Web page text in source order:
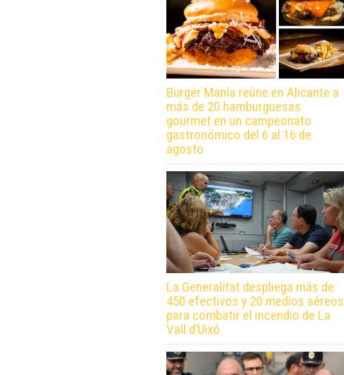
Burger Manía reúne en Alicante a
más de 20 hamburguesas
gourmet en un campeonato
gastronómico del 6 al 16 de
agosto
La Generalitat despliega más de
450 efectivos y 20 medios aéreos
para combatir el incendio de La
Vall d’Uixó